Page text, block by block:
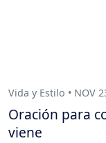
Vida y Estilo • NOV
Oración para
viene